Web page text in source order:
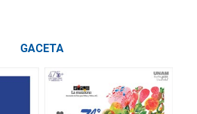
GACETA